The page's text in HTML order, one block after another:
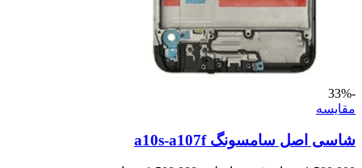
-33%
مقايسه
شاسی اصل سامسونگ a10s-a107f